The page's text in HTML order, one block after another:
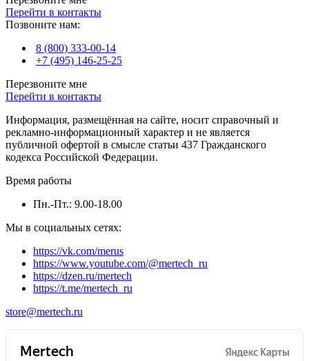
Перейти в контакты
Позвоните нам:
8 (800) 333-00-14
+7 (495) 146-25-25
Перезвоните мне
Перейти в контакты
Информация, размещённая на сайте, носит справочный и
рекламно-информационный характер и не является
публичной офертой в смысле статьи 437 Гражданского
кодекса Российской Федерации.
Время работы
Пн.-Пт.: 9.00-18.00
Мы в социальных сетях:
https://vk.com/merus
https://www.youtube.com/@mertech_ru
https://dzen.ru/mertech
https://t.me/mertech_ru
store@mertech.ru